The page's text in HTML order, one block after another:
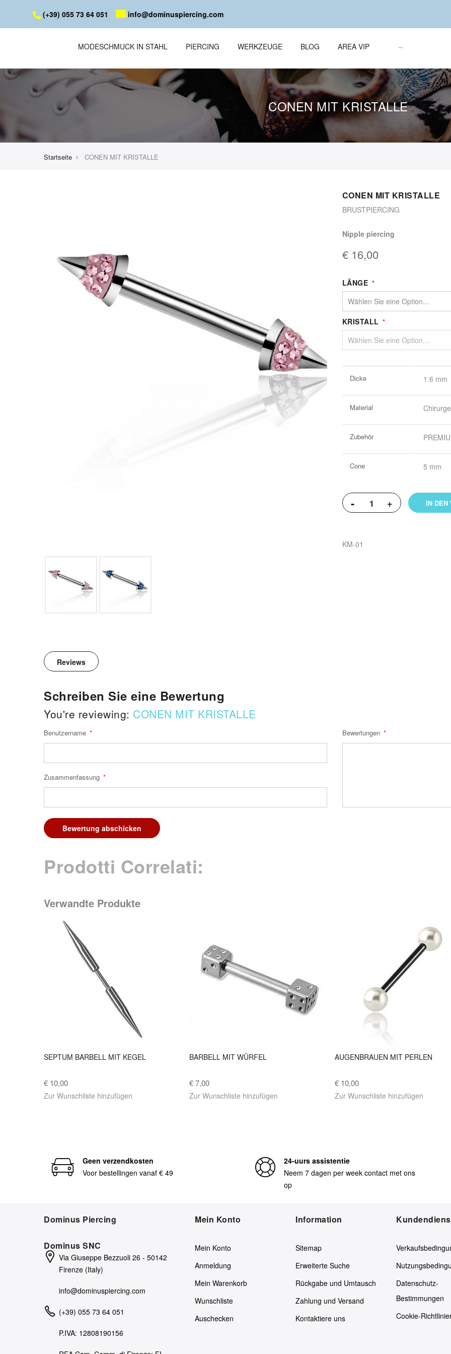
(+39) 055 73 64 051 info@dominuspiercing.com
MODESCHMUCK IN STAHL PIERCING WERKZEUGE BLOG AREA VIP
CONEN MIT KRISTALLE
Startseite CONEN MIT KRISTALLE
CONEN MIT KRISTALLE
BRUSTPIERCING
nipple piercing
€ 16,00
LÄNGE
KRISTALL
Informationen
Dicke 1.6 mm
Material
Zubehör
Cone 5 mm
- + IN DEN
KM-01
Reviews
Schreiben Sie eine Bewertung
You're reviewing: CONEN MIT KRISTALLE
Benutzername
Zusammenfassung
Bewertungen
Bewertung abschicken
Prodotti Correlati:
Verwandte Produkte
SEPTUM BARBELL MIT KEGEL
€ 10,00
Zur Wunschliste hinzufügen
BARBELL MIT WÜRFEL
€ 7,00
Zur Wunschliste hinzufügen
AUGENBRAUEN MIT PERLEN
€ 10,00
Zur Wunschliste hinzufügen
Geen verzendkosten
Voor bestellingen vanaf € 49
24-uurs assistentie
Neem 7 dagen per week contact met ons
op
Dominus Piercing
Dominus SNC
Via Giuseppe Bezzuoli 26 - 50142
Firenze (Italy)
info@dominuspiercing.com
(+39) 055 73 64 051
P.IVA: 12808190156
Mein Konto
Mein Konto
Anmeldung
Mein Warenkorb
Wunschliste
Auschecken
Information
Sitemap
Erweiterte Suche
Rückgabe und Umtausch
Zahlung und Versand
Kontaktiere uns
Datenschutz-
Bestimmungen
Cookie-